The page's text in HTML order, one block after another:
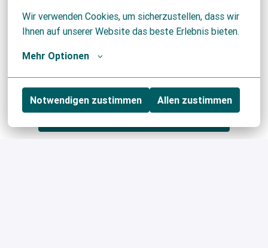
Wir verwenden Cookies, um sicherzustellen, dass wir
Ihnen auf unserer Website das beste Erlebnis bieten.
Mehr Optionen
Notwendigen zustimmen Allen zustimmen
bearbeiten Bewerbungen fortlaufend.
Bewerben